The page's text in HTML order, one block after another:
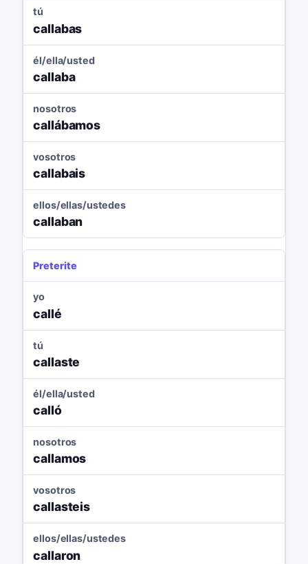
tú
callabas
él/ella/usted
callaba
nosotros
callábamos
vosotros
callabais
ellos/ellas/ustedes
callaban
Preterite
yo
callé
tú
callaste
él/ella/usted
calló
nosotros
callamos
vosotros
callasteis
ellos/ellas/ustedes
callaron